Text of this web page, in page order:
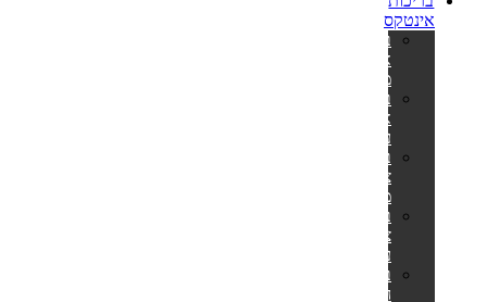
אינטקס
בריכות
אולטרה
מלבניות
בריכות
אולטרה
עגולות
בריכות
צינורות
מלבניות
בריכות
צינורות
עגולות
בריכות
הכל